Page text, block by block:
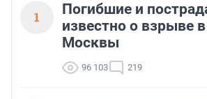
1
Погибшие и
известно о взрыве
Москвы
96 103 219